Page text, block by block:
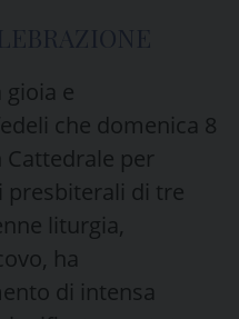
e
che domenica 8
per
presbiterali di tre
liturgia,
ha
di intensa